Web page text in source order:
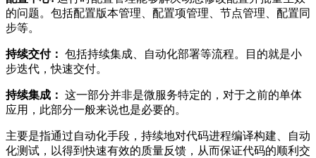
的问题。包括配置版本管理、配置项管理、节点管理、配置同
步等。
持续交付： 包括持续集成、自动化部署等流程。目的就是小
步迭代，快速交付。
持续集成： 这一部分并非是微服务特定的，对于之前的单体
应用，此部分一般来说也是必要的。
主要是指通过自动化手段，持续地对代码进程编译构建、自动
化测试，以得到快速有效的质量反馈，从而保证代码的顺利交